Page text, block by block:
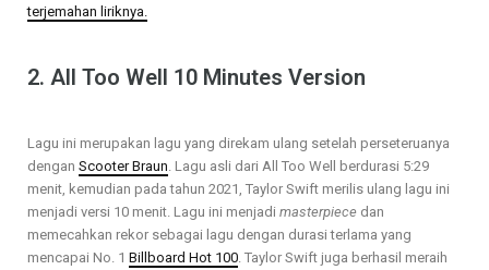
terjemahan liriknya.
2. All Too Well 10 Minutes Version
Lagu ini merupakan lagu yang direkam ulang setelah perseteruanya
dengan Scooter Braun. Lagu asli dari All Too Well berdurasi 5:29
menit, kemudian pada tahun 2021, Taylor Swift merilis ulang lagu ini
menjadi versi 10 menit. Lagu ini menjadi masterpiece dan
memecahkan rekor sebagai lagu dengan durasi terlama yang
mencapai No. 1 Billboard Hot 100. Taylor Swift juga berhasil meraih